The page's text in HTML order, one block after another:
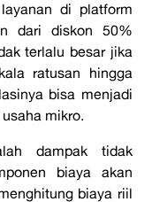
di platform
dari diskon 50%
terlalu besar jika
ratusan hingga
bisa menjadi
mikro.
dampak tidak
biaya akan
biaya riil